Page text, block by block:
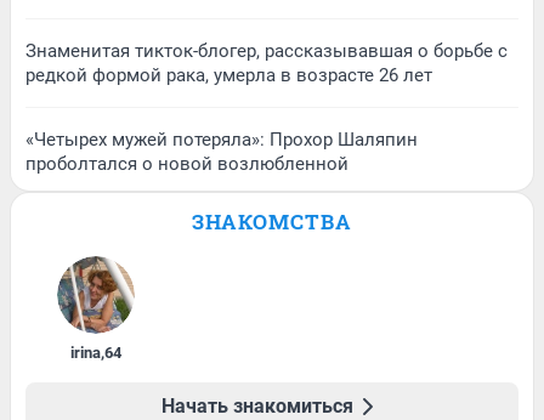
Знаменитая тикток-блогер, рассказывавшая о борьбе с
редкой формой рака, умерла в возрасте 26 лет
«Четырех мужей потеряла»: Прохор Шаляпин
проболтался о новой возлюбленной
ЗНАКОМСТВА
irina,64
Начать знакомиться